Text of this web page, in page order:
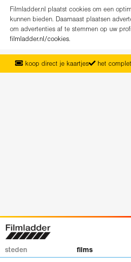
Filmladder.nl plaatst cookies om een
kunnen bieden. Daarnaast plaatsen
om advertenties af te stemmen op uw
filmladder.nl/cookies.
koop direct je kaartjes
het
vanaf maandag het
steden films